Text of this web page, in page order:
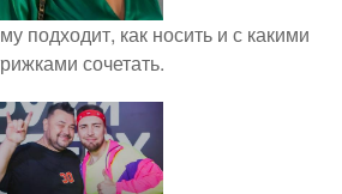
подходит, как носить и с какими
сочетать.